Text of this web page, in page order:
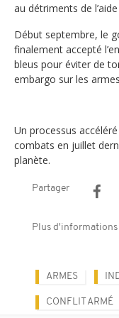
au détriments de
Début septembre, le
finalement accepté
bleus pour éviter de
embargo sur les
Un processus
combats en juillet
planète.
Partager
Plus d'informations
ARMES
CONFLIT ARMÉ